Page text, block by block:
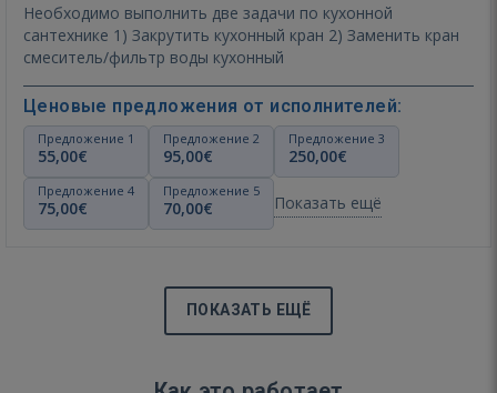
Необходимо выполнить две задачи по кухонной
сантехнике 1) Закрутить кухонный кран 2) Заменить кран
смеситель/фильтр воды кухонный
Ценовые предложения от исполнителей:
Предложение 1
55,00€
Предложение 2
95,00€
Предложение 3
250,00€
Предложение 4
75,00€
Предложение 5
70,00€ Показать ещё
ПОКАЗАТЬ ЕЩЁ